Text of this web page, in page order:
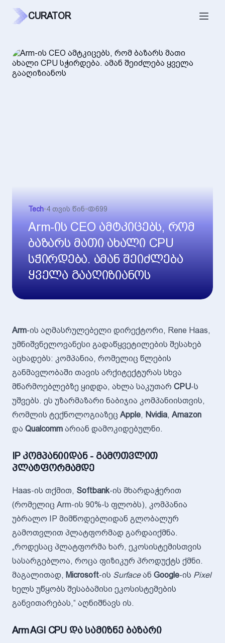
CURATOR
Tech•4 თვის წინ• 699
Arm-ის CEO ამტკიცებს, რომ
ბაზარს მათი ახალი CPU
სჭირდება. ამან შეიძლება
ყველა გააღიზიანოს
Arm-ის აღმასრულებელი დირექტორი, Rene Haas,
უმნიშვნელოვანესი გადაწყვეტილების შესახებ
აცხადებს: კომპანია, რომელიც წლების
განმავლობაში თავის არქიტექტურას სხვა
მწარმოებლებზე ყიდდა, ახლა საკუთარ CPU-ს
უშვებს. ეს უზარმაზარი ნაბიჯია კომპანიისთვის,
რომლის ტექნოლოგიაზეც Apple, Nvidia, Amazon
და Qualcomm არიან დამოკიდებულნი.
IP კომპანიიდან - გამოთვლით
პლატფორმამდე
Haas-ის თქმით, Softbank-ის მხარდაჭერით
(რომელიც Arm-ის 90%-ს ფლობს), კომპანია
უბრალო IP მიმწოდებლიდან გლობალურ
გამოთვლით პლატფორმად გარდაიქმნა.
„როდესაც პლატფორმა ხარ, ეკოსისტემისთვის
სასარგებლოა, როცა ფიზიკურ პროდუქტს ქმნი.
მაგალითად, Microsoft-ის Surfaceან Google-ის Pixel
ხელს უწყობს შესაბამისი ეკოსისტემების
განვითარებას,“ აღნიშნავს ის.
Arm AGI CPU და სამიზნე ბაზარი